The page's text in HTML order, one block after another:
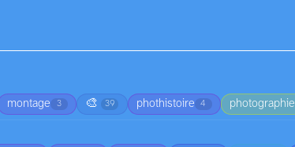
montage 3 🎨 39 phothistoire 4 photographie